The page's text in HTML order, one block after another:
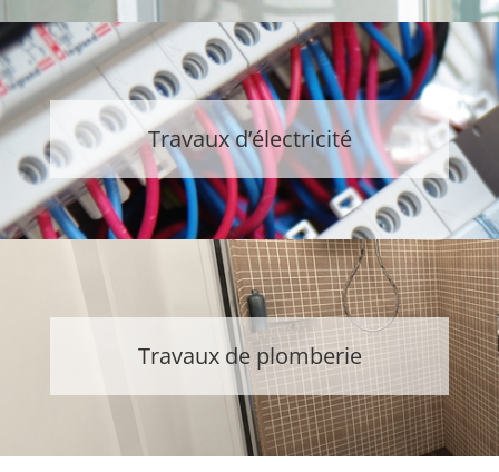
Travaux d’électricité
Travaux de plomberie